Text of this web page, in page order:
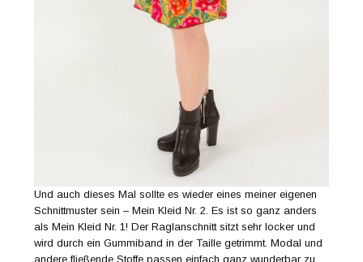
Und auch dieses Mal sollte es wieder eines meiner eigenen
Schnittmuster sein – Mein Kleid Nr. 2. Es ist so ganz anders
als Mein Kleid Nr. 1! Der Raglanschnitt sitzt sehr locker und
wird durch ein Gummiband in der Taille getrimmt. Modal und
andere fließende Stoffe passen einfach ganz wunderbar zu